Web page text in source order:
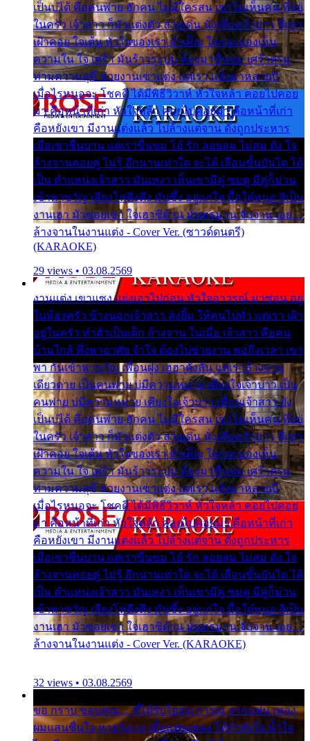
เป็นบ่ได้ คือคนพ่าย ฮักคน ไม่มีใครสน เขาไม่เห็นคน ที่อยู่
ในครัว เจ้าสาว ก็มัวแต่งตัว สวยเด่น นั่งเคียงเจ้าบ่าว ที่เขา
เฝ้าคอย ใจเต้น หัวใจของเรา ลำเค็ญ ใครจะมองเห็น
ความใน ใจ เศร้า มันร้าวระบม ต้องมาขื่นขม เศร้าตรม
ท่ามความสุขี ช่วยงานเขาแต่ง แต่เรา แล้งมาหลายปี
เมื่อไรหนอจะ โชคดี ได้มีพิธีวิวาห์ หัวใจหล้า คอยไปคอย
มา คือหน้าที่เก่า หัวใจหล้า คอยไปคอยมา คือหน้าที่เก่า
คือหยังเขา มีงานแต่งแล้ว ไปล้างแต่จาน ดั่งถูกประหาร
เมื่อเขาชื่นบาน แต่เราขื่นขม โอ้ รัก ลอยลม ไม่สม ดัง ใจ
ล้างจานคอยคู่ ไม่รู้ อีกนานเท่าใด จะได้ เลื่อนขั้นบันได ได้
เป็น ตำแหน่งเจ้าสาว มันเหงา เห็นเขามีคู่ ซมดู มีคู่ก็ม่วน
เข้าพาขวัญ เสียงโห่ตึงตึง มันซึ้ง อยู่แก่ใจ มื้อใด๋หนอ สิเป็น
งานเฮา มัวซอยเขา ใจเฮาซิด้าน มันทรมาน จับจาน เอย…
ล้างจานในงานแต่ง - Cover Ver. (ซาวด์ดนตรี)
(KARAOKE)
29 views • 03.08.2569
งานแต่ง เขาแซง แย่งเอาไปก่อน หัวใจอาวรณ์ มาซ่อน อยู่
ในห้องครัว ข้างนอกเจ้าสาว ส่งยิ้ม ให้คนไปทั่ว แต่เรา เฝ้า
อยู่ในครัว ทำตัวเป็นเด็ก ล้างจาน ในเมื่อ เจ้าสาว คือคน
บ้านใกล้ พึ่งพาอาศัย จำใจ ต้องไปช่วยงาน พอถึงเวลา เขา
พา กันเข้าพาขวัญ เพื่อนฝูง เฮฮาดังลั่น แต่เราล้างจาน
เดียวดาย เป็นคนพ่าย บ่มีความหมาย เคียงใจเจ้าบ่าว เป็น
คนพ่าย บ่มีความหมาย เคียงใจเจ้าบ่าว เพื่อนเจ้าสาว ยัง
เป็นบ่ได้ คือคนพ่าย ฮักคน ไม่มีใครสน เขาไม่เห็นคน ที่อยู่
ในครัว เจ้าสาว ก็มัวแต่งตัว สวยเด่น นั่งเคียงเจ้าบ่าว ที่เขา
เฝ้าคอย ใจเต้น หัวใจของเรา ลำเค็ญ ใครจะมองเห็น
ความใน ใจ เศร้า มันร้าวระบม ต้องมาขื่นขม เศร้าตรม
ท่ามความสุขี ช่วยงานเขาแต่ง แต่เรา แล้งมาหลายปี
เมื่อไรหนอจะ โชคดี ได้มีพิธีวิวาห์ หัวใจหล้า คอยไปคอย
มา คือหน้าที่เก่า หัวใจหล้า คอยไปคอยมา คือหน้าที่เก่า
คือหยังเขา มีงานแต่งแล้ว ไปล้างแต่จาน ดั่งถูกประหาร
เมื่อเขาชื่นบาน แต่เราขื่นขม โอ้ รัก ลอยลม ไม่สม ดัง ใจ
ล้างจานคอยคู่ ไม่รู้ อีกนานเท่าใด จะได้ เลื่อนขั้นบันได ได้
เป็น ตำแหน่งเจ้าสาว มันเหงา เห็นเขามีคู่ ซมดู มีคู่ก็ม่วน
เข้าพาขวัญ เสียงโห่ตึงตึง มันซึ้ง อยู่แก่ใจ มื้อใด๋หนอ สิเป็น
งานเฮา มัวซอยเขา ใจเฮาซิด้าน มันทรมาน จับจาน เอย…
ล้างจานในงานแต่ง - Cover Ver. (KARAOKE)
32 views • 03.08.2569
ขอ กราบ ขอบคุณ.... ที่ได้รับไออุ่น การุณ จากแฟน เพลง
ผมแสนชื่นใจ หายวังเวง เมื่อแฟนเพลง ให้กำลังใจ น้ำใจ